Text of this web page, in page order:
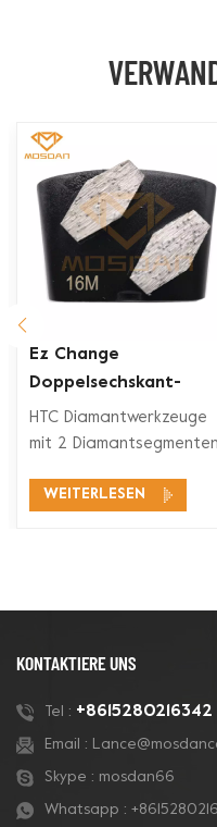
Ez Change
Doppelsechskant-
Segment-Diamant-
Schleifschuh
HTC Diamantwerkzeuge
mit 2 Diamantsegmenten
breites
WEITERLESEN
KONTAKTIERE UNS
Tel : +8615280216342
Email :
Skype : mosdan66
Whatsapp :